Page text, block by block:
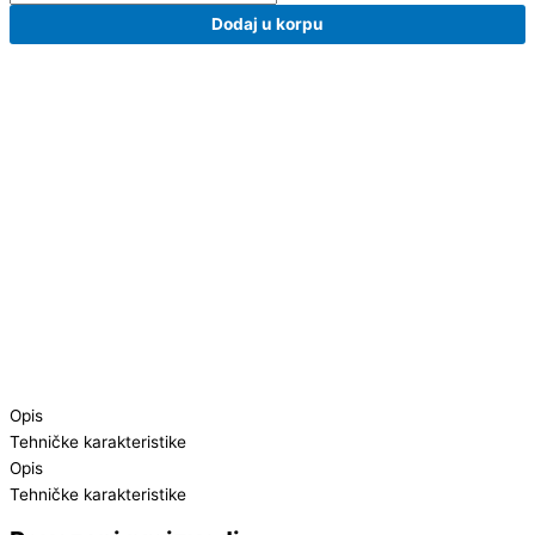
Dodaj u korpu
Opis
Tehničke karakteristike
Opis
Tehničke karakteristike